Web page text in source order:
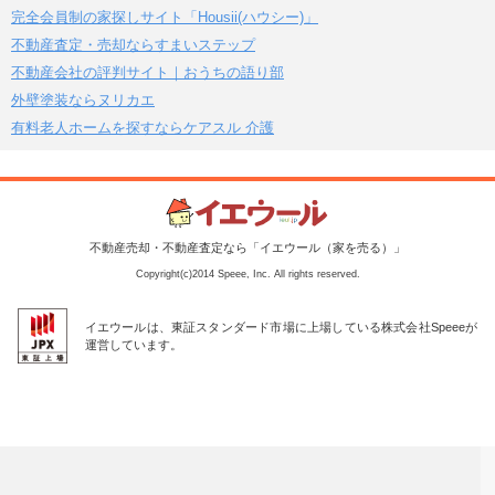
完全会員制の家探しサイト「Housii(ハウシー)」
不動産査定・売却ならすまいステップ
不動産会社の評判サイト｜おうちの語り部
外壁塗装ならヌリカエ
有料老人ホームを探すならケアスル 介護
不動産売却・不動産査定なら「イエウール（家を売る）」
Copyright(c)2014 Speee, Inc. All rights reserved.
イエウールは、東証スタンダード市場に上場している株式会社Speeeが
運営しています。